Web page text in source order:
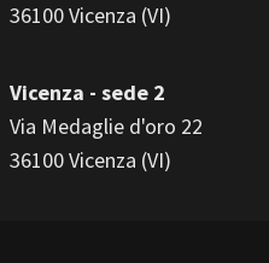
36100 Vicenza (VI)
Vicenza - sede 2
Via Medaglie d'oro 22
36100 Vicenza (VI)